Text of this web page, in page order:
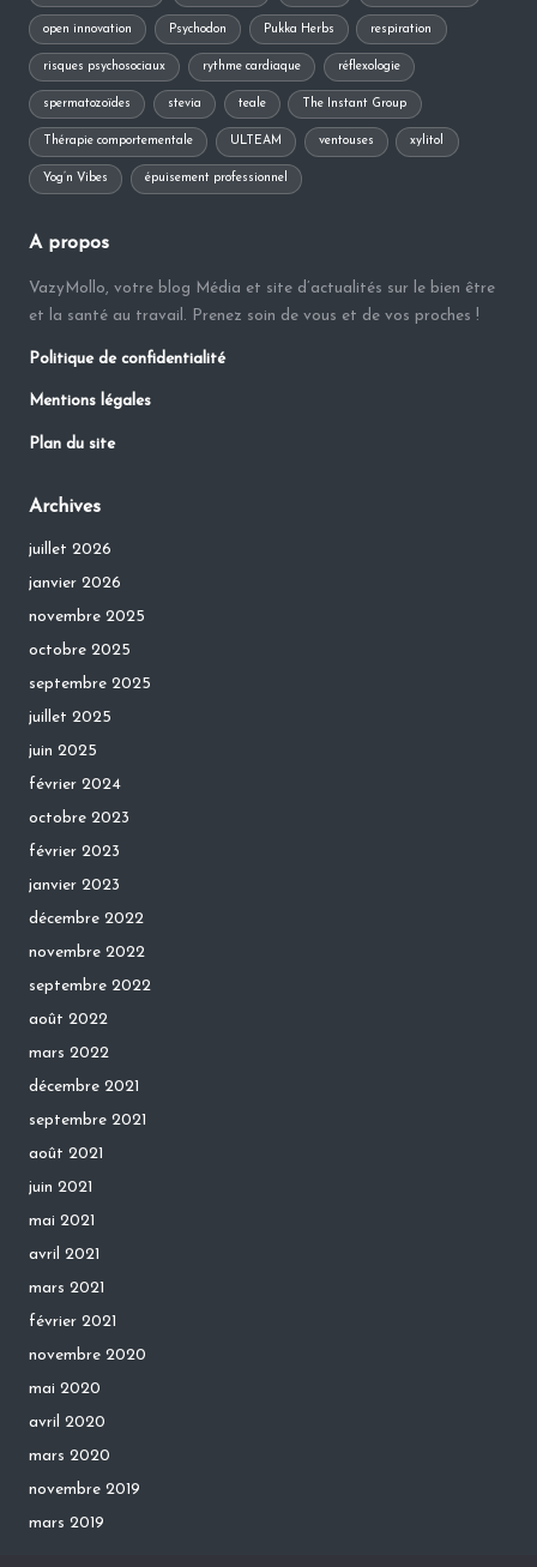
open innovation Psychodon Pukka Herbs respiration
risques psychosociaux rythme cardiaque réflexologie
spermatozoïdes stevia teale The Instant Group
Thérapie comportementale ULTEAM ventouses xylitol
Yog’n Vibes épuisement professionnel
A propos
VazyMollo, votre blog Média et site d’actualités sur le bien être
et la santé au travail. Prenez soin de vous et de vos proches !
Politique de confidentialité
Mentions légales
Plan du site
Archives
juillet 2026
janvier 2026
novembre 2025
octobre 2025
septembre 2025
juillet 2025
juin 2025
février 2024
octobre 2023
février 2023
janvier 2023
décembre 2022
novembre 2022
septembre 2022
août 2022
mars 2022
décembre 2021
septembre 2021
août 2021
juin 2021
mai 2021
avril 2021
mars 2021
février 2021
novembre 2020
mai 2020
avril 2020
mars 2020
novembre 2019
mars 2019